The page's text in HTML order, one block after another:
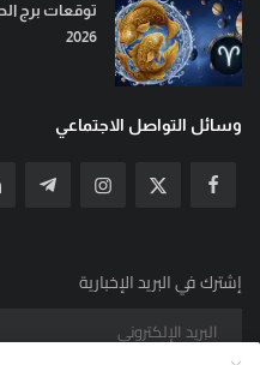
2026
وسائل التواصل الاجتماعي
إشترك في البريد الإخبارية